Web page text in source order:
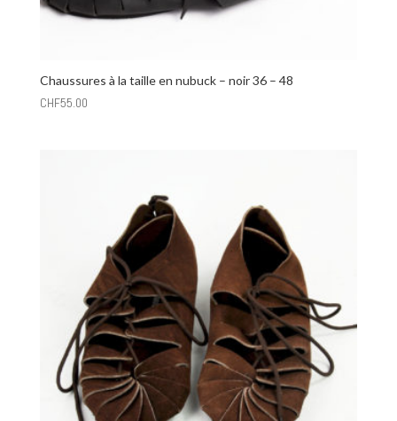
Chaussures à la taille en nubuck – noir 36 – 48
CHF55.00